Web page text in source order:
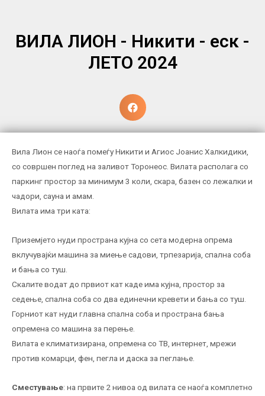
ВИЛА ЛИОН - Никити - еск -
ЛЕТО 2024
Вила Лион се наоѓа помеѓу Никити и Агиос Јоанис Халкидики,
со совршен поглед на заливот Торонеос. Вилата располага со
паркинг простор за минимум 3 коли, скара, базен со лежалки и
чадори, сауна и амам.
Вилата има три ката:
Приземјето нуди пространа кујна со сета модерна опрема
вклучувајќи машина за миење садови, трпезарија, спална соба
и бања со туш.
Скалите водат до првиот кат каде има кујна, простор за
седење, спална соба со два единечни кревети и бања со туш.
Горниот кат нуди главна спална соба и пространа бања
опремена со машина за перење.
Вилата е климатизирана, опремена со ТВ, интернет, мрежи
против комарци, фен, пегла и даска за пеглање.
Сместување: на првите 2 нивоа од вилата се наоѓа комплетно